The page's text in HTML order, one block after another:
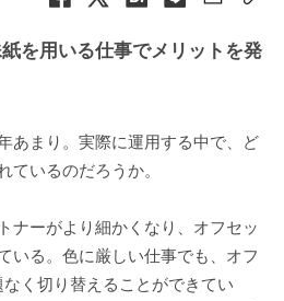
を用いる仕事でメリットを発
あまり。実際に運用する中で、ど
ているのだろうか。
ナーがより細かくなり、オフセッ
いる。色に厳しい仕事でも、オフ
く切り替えることができてい